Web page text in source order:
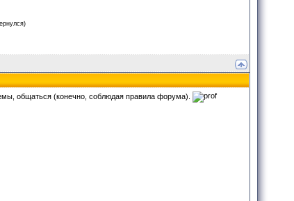
общаться (конечно, соблюдая правила форума).